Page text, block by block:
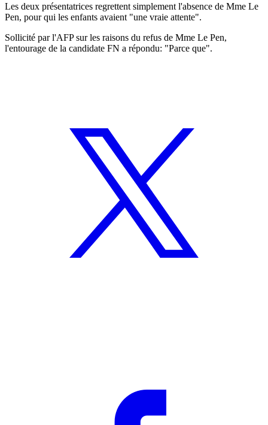
Les deux présentatrices regrettent simplement l'absence de Mme Le
Pen, pour qui les enfants avaient "une vraie attente".
Sollicité par l'AFP sur les raisons du refus de Mme Le Pen,
l'entourage de la candidate FN a répondu: "Parce que".